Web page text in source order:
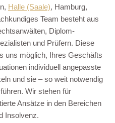
Halle (Saale), Hamburg,
Team besteht aus
Diplom-
und Prüfern. Diese
uns möglich, Ihres Geschäfts
individuell angepasste
und sie – so weit notwendig
Wir stehen für
Ansätze in den Bereichen
Insolvenz.